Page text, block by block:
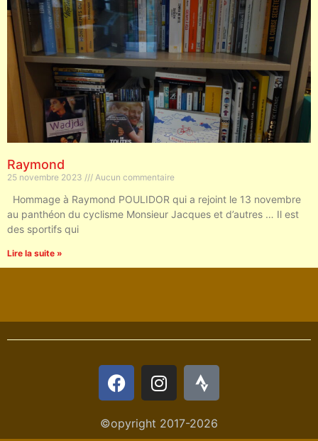
Raymond
25 novembre 2023 Aucun commentaire
Hommage à Raymond POULIDOR qui a rejoint le 13 novembre
au panthéon du cyclisme Monsieur Jacques et d’autres … Il est
des sportifs qui
Lire la suite »
©opyright 2017-2026